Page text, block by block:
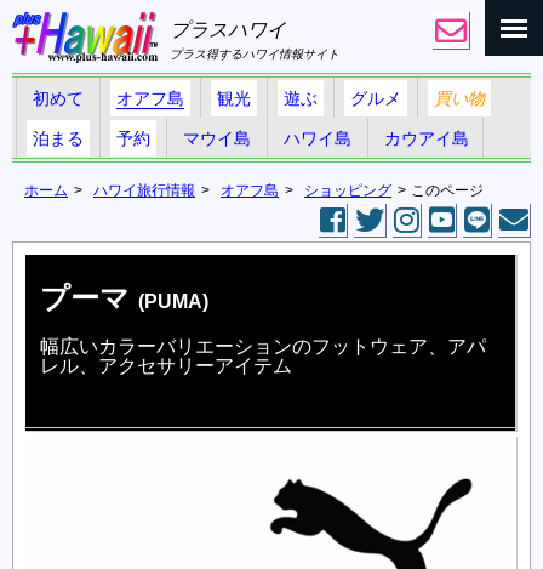
プラスハワイ
プラス得するハワイ情報サイト
初めて オアフ島 観光 遊ぶ グルメ 買い物
泊まる 予約 マウイ島 ハワイ島 カウアイ島
ホーム ハワイ旅行情報 オアフ島 ショッピング このページ
プーマ (PUMA)
幅広いカラーバリエーションのフットウェア、アパ
レル、アクセサリーアイテム